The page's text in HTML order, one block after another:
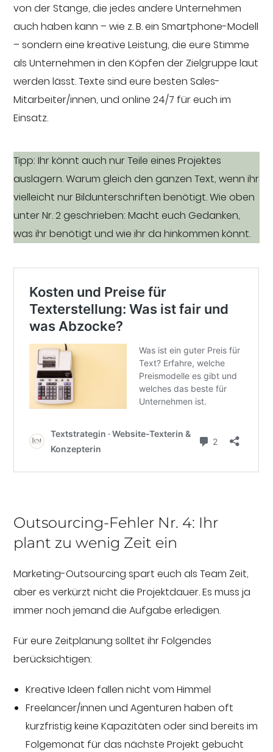
von der Stange, die jedes andere Unternehmen
auch haben kann – wie z. B. ein Smartphone-Modell
– sondern eine kreative Leistung, die eure Stimme
als Unternehmen in den Köpfen der Zielgruppe laut
werden lässt. Texte sind eure besten Sales-
Mitarbeiter/innen, und online 24/7 für euch im
Einsatz.
Tipp: Ihr könnt auch nur Teile eines Projektes
auslagern. Warum gleich den ganzen Text, wenn ihr
vielleicht nur Bildunterschriften benötigt. Wie oben
unter Nr. 2 geschrieben: Macht euch Gedanken,
was ihr benötigt und wie ihr da hinkommen könnt.
Outsourcing-Fehler Nr. 4: Ihr
plant zu wenig Zeit ein
Marketing-Outsourcing spart euch als Team Zeit,
aber es verkürzt nicht die Projektdauer. Es muss ja
immer noch jemand die Aufgabe erledigen.
Für eure Zeitplanung solltet ihr Folgendes
berücksichtigen:
Kreative Ideen fallen nicht vom Himmel
Freelancer/innen und Agenturen haben oft
kurzfristig keine Kapazitäten oder sind bereits im
Folgemonat für das nächste Projekt gebucht